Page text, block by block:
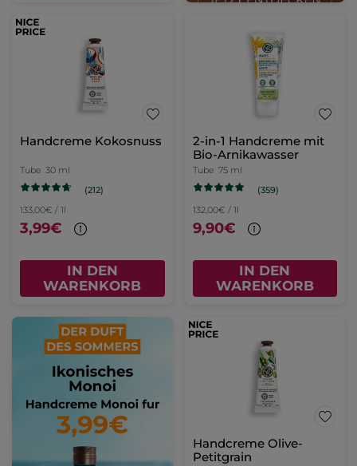
Handcreme Kokosnuss
Tube 30 ml
(212)
133,00€ / 1l
3,99€
IN DEN
WARENKORB
2-in-1 Handcreme mit
Bio-Arnikawasser
Tube 75 ml
(359)
132,00€ / 1l
9,90€
IN DEN
WARENKORB
Handcreme Olive-
Petitgrain